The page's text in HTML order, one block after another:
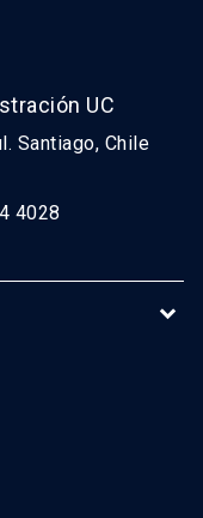
UC
Santiago, Chile
4028